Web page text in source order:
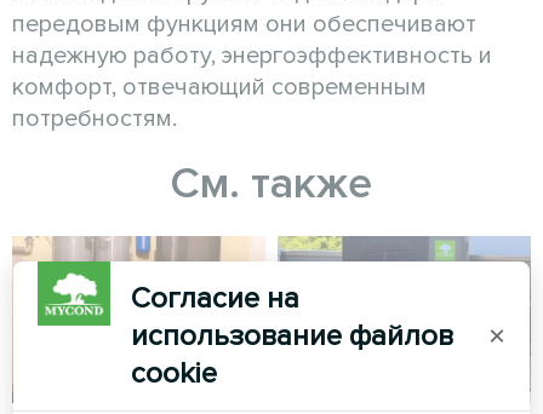
передовым функциям они обеспечивают
надежную работу, энергоэффективность и
комфорт, отвечающий современным
потребностям.
См. также
Согласие на
использование файлов
cookie
×